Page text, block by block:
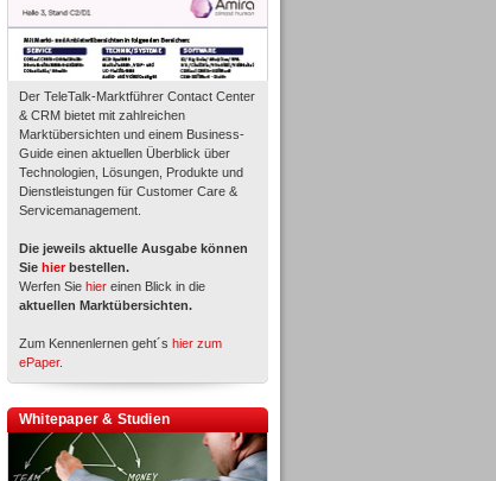
Der TeleTalk-Marktführer Contact Center
& CRM bietet mit zahlreichen
Marktübersichten und einem Business-
Guide einen aktuellen Überblick über
Technologien, Lösungen, Produkte und
Dienstleistungen für Customer Care &
Servicemanagement.
Die jeweils aktuelle Ausgabe können
Sie hier bestellen.
Werfen Sie hier einen Blick in die
aktuellen Marktübersichten.
Zum Kennenlernen geht´s hier zum
ePaper.
Whitepaper & Studien